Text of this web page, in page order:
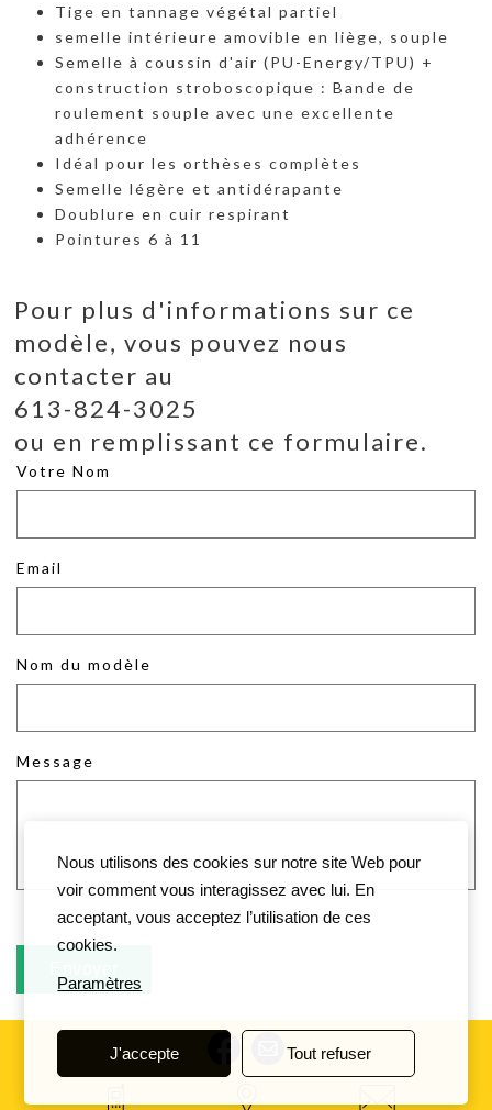
Tige en tannage végétal partiel
semelle intérieure ​amovible en liège, souple
Semelle à coussin d'air (PU-Energy/TPU) +
construction stroboscopique : Bande de
roulement souple avec une excellente
adhérence
Idéal pour les orthèses complètes
Semelle légère et antidérapante
Doublure en cuir respirant
Pointures 6 à 11
Pour plus d'informations sur ce
modèle, vous pouvez nous
contacter au
613-824-3025
ou en remplissant ce formulaire.
Votre Nom
Email
Nom du modèle
Message
Nous utilisons des cookies sur notre site Web pour
voir comment vous interagissez avec lui. En
acceptant, vous acceptez l’utilisation de ces
cookies.
Paramètres
J'accepte Tout refuser